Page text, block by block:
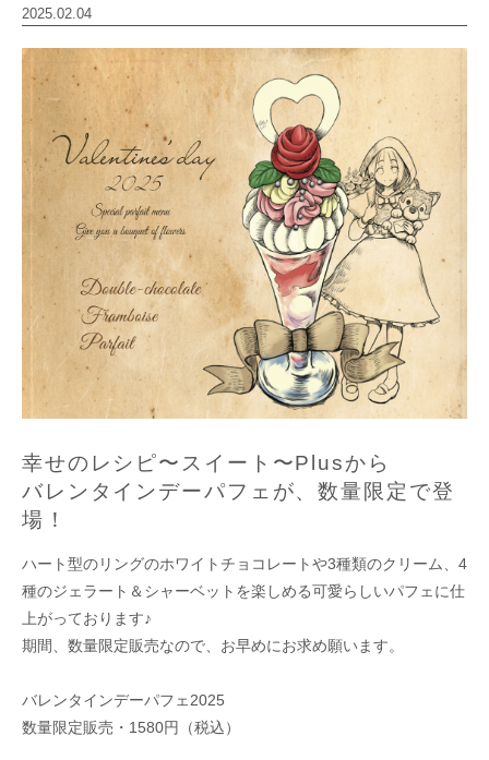
2025.02.04
幸せのレシピ〜スイート〜Plusから
バレンタインデーパフェが、数量限定で登
場！
ハート型のリングのホワイトチョコレートや3種類のクリーム、4
種のジェラート＆シャーベットを楽しめる可愛らしいパフェに仕
上がっております♪
期間、数量限定販売なので、お早めにお求め願います。
バレンタインデーパフェ2025
数量限定販売・1580円（税込）